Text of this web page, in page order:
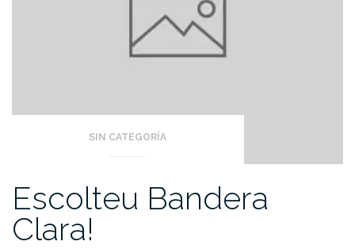
SIN CATEGORÍA
Escolteu Bandera
Clara!